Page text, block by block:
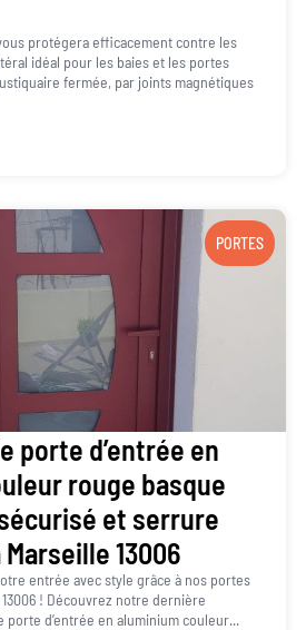
protégera efficacement contre les
idéal pour les baies et les portes
fermée, par joints magnétiques
PORTES
porte d’entrée en
rouge basque
et serrure
13006
entrée avec style grâce à nos portes
! Découvrez notre dernière
porte d’entrée en aluminium couleur...